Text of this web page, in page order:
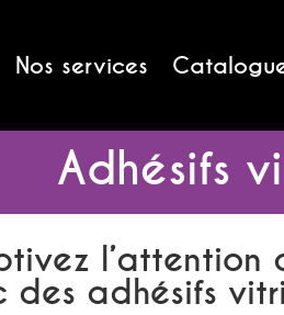
Nos services
Adhésifs
l’attention
des adhésifs